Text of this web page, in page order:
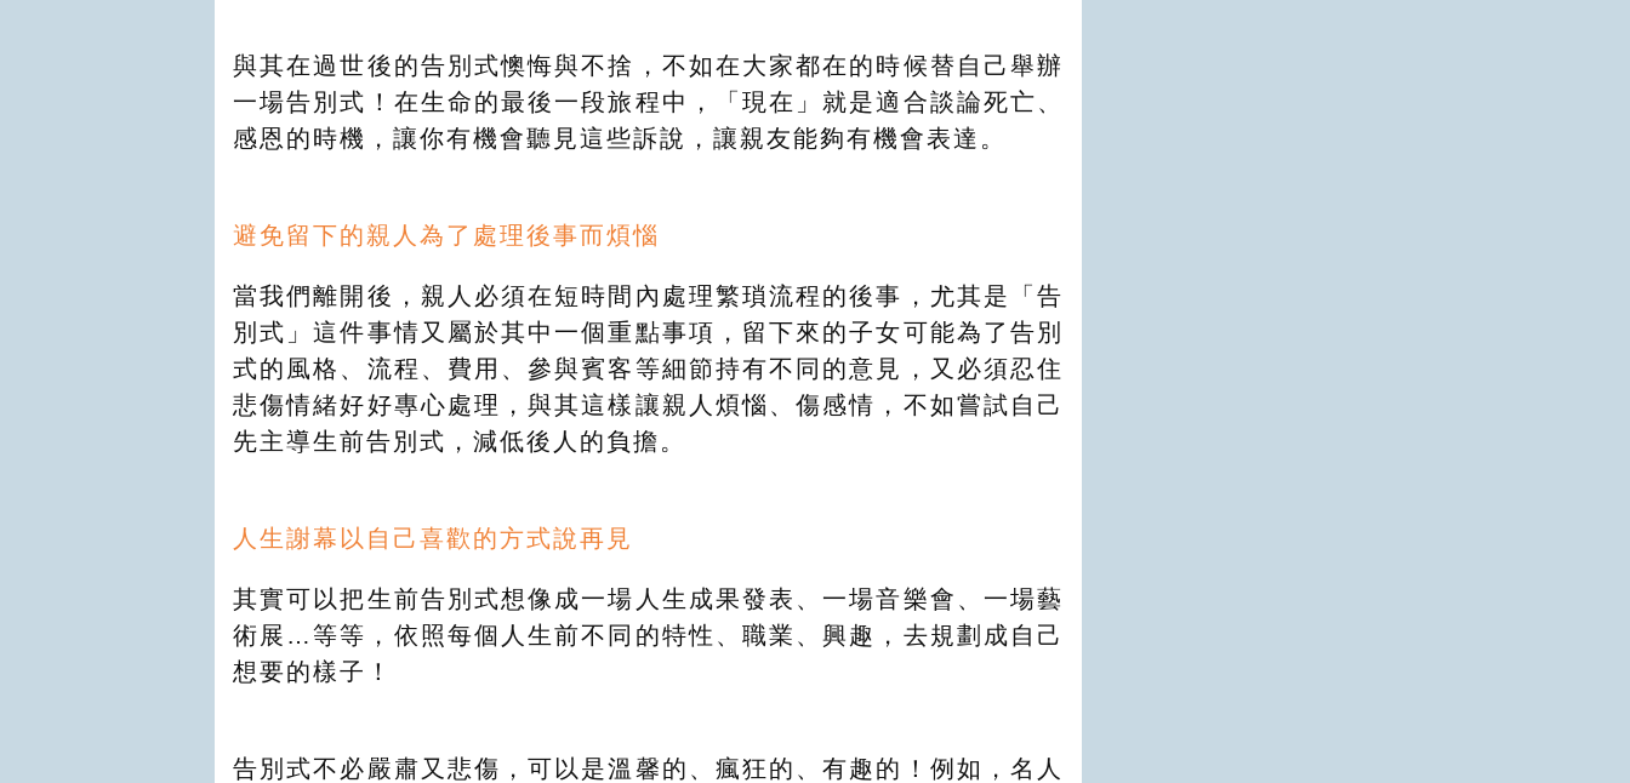
與其在過世後的告別式懊悔與不捨，不如在大家都在的時候替自己舉辦
一場告別式！在生命的最後一段旅程中，「現在」就是適合談論死亡、
感恩的時機，讓你有機會聽見這些訴說，讓親友能夠有機會表達。
避免留下的親人為了處理後事而煩惱
當我們離開後，親人必須在短時間內處理繁瑣流程的後事，尤其是「告
別式」這件事情又屬於其中一個重點事項，留下來的子女可能為了告別
式的風格、流程、費用、參與賓客等細節持有不同的意見，又必須忍住
悲傷情緒好好專心處理，與其這樣讓親人煩惱、傷感情，不如嘗試自己
先主導生前告別式，減低後人的負擔。
人生謝幕以自己喜歡的方式說再見
其實可以把生前告別式想像成一場人生成果發表、一場音樂會、一場藝
術展…等等，依照每個人生前不同的特性、職業、興趣，去規劃成自己
想要的樣子！
告別式不必嚴肅又悲傷，可以是溫馨的、瘋狂的、有趣的！例如，名人